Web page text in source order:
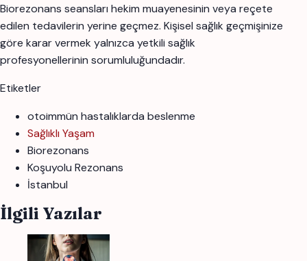
Biorezonans seansları hekim muayenesinin veya reçete
edilen tedavilerin yerine geçmez. Kişisel sağlık geçmişinize
göre karar vermek yalnızca yetkili sağlık
profesyonellerinin sorumluluğundadır.
Etiketler
otoimmün hastalıklarda beslenme
Sağlıklı Yaşam
Biorezonans
Koşuyolu Rezonans
İstanbul
İlgili Yazılar